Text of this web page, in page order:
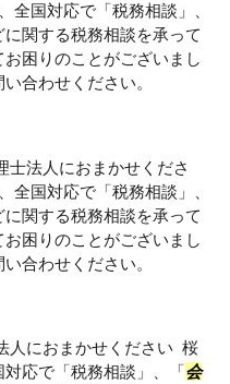
全国対応で「税務相談」、
関する税務相談を承って
困りのことがございまし
合わせください。
士法人におまかせくださ
全国対応で「税務相談」、
関する税務相談を承って
困りのことがございまし
合わせください。
人におまかせください 桜
応で「税務相談」、「会